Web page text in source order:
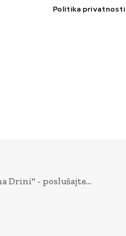
Politika privatnosti
Drini" - poslušajte...